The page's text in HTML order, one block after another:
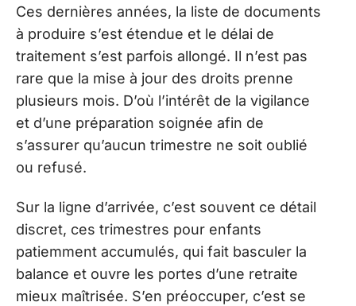
Ces dernières années, la liste de documents
à produire s’est étendue et le délai de
traitement s’est parfois allongé. Il n’est pas
rare que la mise à jour des droits prenne
plusieurs mois. D’où l’intérêt de la vigilance
et d’une préparation soignée afin de
s’assurer qu’aucun trimestre ne soit oublié
ou refusé.
Sur la ligne d’arrivée, c’est souvent ce détail
discret, ces trimestres pour enfants
patiemment accumulés, qui fait basculer la
balance et ouvre les portes d’une retraite
mieux maîtrisée. S’en préoccuper, c’est se